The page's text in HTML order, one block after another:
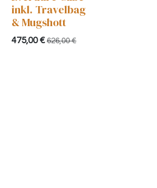
inkl. Travelbag
& Mugshott
475,00€ 626,00€